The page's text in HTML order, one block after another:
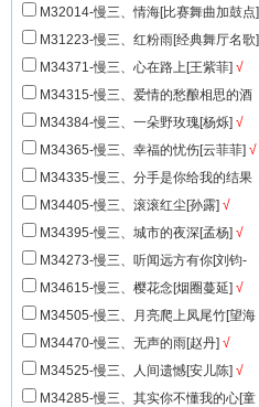
玥]
√M32014-慢三、情海[比赛舞曲加鼓点]
M31223-慢三、红粉雨[经典舞厅名歌]
M34371-慢三、心在路上[王紫菲] √
M34315-慢三、爱情的愁酿相思的酒
[易欣&亢美琪] √
M34384-慢三、一朵野玫瑰[杨烁] √
M34365-慢三、幸福的忧伤[云菲菲] √
M34335-慢三、分手是你给我的结果
[雨中百合] √
M34405-慢三、滚滚红尘[孙露] √
M34395-慢三、城市的夜深[孟杨] √
M34273-慢三、听闻远方有你[刘钧-
抖音推荐] √
M34615-慢三、樱花念[烟圈蔓延] √
M34505-慢三、月亮爬上凤尾竹[望海
高歌&小琢] √
M34470-慢三、无声的雨[赵丹] √
M34525-慢三、人间遗憾[安儿陈] √
M34285-慢三、其实你不懂我的心[童